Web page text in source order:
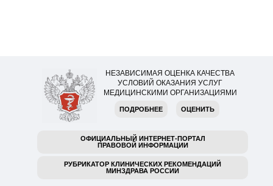
НЕЗАВИСИМАЯ ОЦЕНКА КАЧЕСТВА
УСЛОВИЙ ОКАЗАНИЯ УСЛУГ
МЕДИЦИНСКИМИ ОРГАНИЗАЦИЯМИ
ПОДРОБНЕЕ ОЦЕНИТЬ
ОФИЦИАЛЬНЫЙ ИНТЕРНЕТ-ПОРТАЛ
ПРАВОВОЙ ИНФОРМАЦИИ
РУБРИКАТОР КЛИНИЧЕСКИХ РЕКОМЕНДАЦИЙ
МИНЗДРАВА РОССИИ